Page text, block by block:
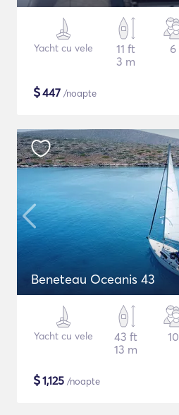
Yacht cu vele
11 ft
3 m
6
$447 /noapte
Beneteau Oceanis 43
Yacht cu vele
43 ft
13 m
10
$1,125 /noapte